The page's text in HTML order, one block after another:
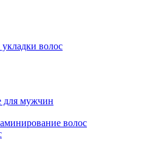
волос
для мужчин
волос